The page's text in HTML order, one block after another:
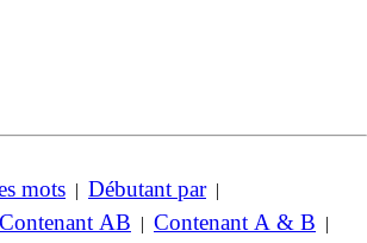
mots | Débutant par|
Contenant AB | Contenant A & B |